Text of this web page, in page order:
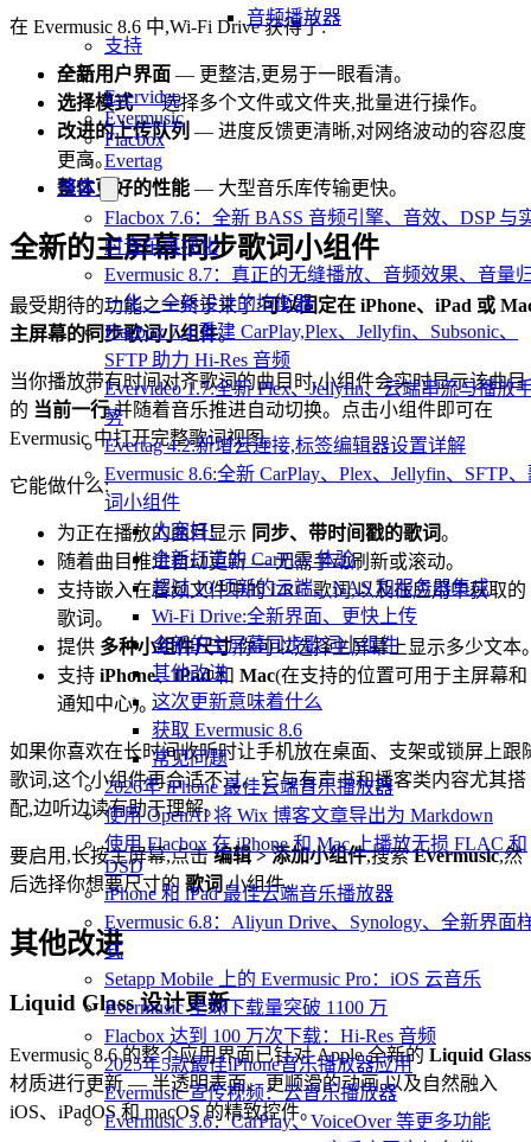
音频播放器
支持
产品
Evervideo
Evermusic
Flacbox
Evertag
博客
Flacbox 7.6：全新 BASS 音频引擎、音效、DSP 与
时音乐可视化
Evermusic 8.7：真正的无缝播放、音频效果、音量
一化、全新设计的均衡器
Flacbox 7.4:重建 CarPlay,Plex、Jellyfin、Subsonic、
SFTP 助力 Hi-Res 音频
Evervideo 1.7:全新 Plex、Jellyfin、云端串流与播放
势
Evertag 4.2:新增云连接,标签编辑器设置详解
Evermusic 8.6:全新 CarPlay、Plex、Jellyfin、SFTP
词小组件
大家好!
全新打造的 CarPlay 体验
超过 10 项新的云端、NAS 和服务器集成
Wi-Fi Drive:全新界面、更快上传
全新的主屏幕同步歌词小组件
其他改进
这次更新意味着什么
获取 Evermusic 8.6
常见问题
2026年 iPhone 最佳云端音乐播放器
使用 OpenAI 将 Wix 博客文章导出为 Markdown
使用 Flacbox 在 iPhone 和 Mac 上播放无损 FLAC 和
DSD
iPhone 和 iPad 最佳云端音乐播放器
Evermusic 6.8：Aliyun Drive、Synology、全新界面
式
Setapp Mobile 上的 Evermusic Pro：iOS 云音乐
Evermusic 全球下载量突破 1100 万
Flacbox 达到 100 万次下载：Hi-Res 音频
2025年5款最佳iPhone音乐播放器应用
Evermusic 宣传视频：云音乐播放器
Evermusic 3.6：CarPlay、VoiceOver 等更多功能
在 Evermusic 8.6 中,Wi-Fi Drive 获得了:
全新用户界面 — 更整洁,更易于一眼看清。
选择模式— 选择多个文件或文件夹,批量进行操作。
改进的上传队列 — 进度反馈更清晰,对网络波动的容忍度
更高。
整体更好的性能 — 大型音乐库传输更快。
全新的主屏幕同步歌词小组件
最受期待的功能之一终于来了:可以固定在 iPhone、iPad 或
主屏幕的同步歌词小组件。
当你播放带有时间对齐歌词的曲目时,小组件会实时显示该曲目
的 当前一行,并随着音乐推进自动切换。点击小组件即可在
Evermusic 中打开完整歌词视图。
它能做什么:
为正在播放的曲目显示 同步、带时间戳的歌词。
随着曲目推进自动更新 — 无需手动刷新或滚动。
支持嵌入在音频文件中的 LRC 歌词,以及在应用中获取的
歌词。
提供 多种小组件尺寸,你可以选择主屏幕上显示多少文本
支持 iPhone、iPad和 Mac(在支持的位置可用于主屏幕和
通知中心)。
如果你喜欢在长时间收听时让手机放在桌面、支架或锁屏上跟
歌词,这个小组件再合适不过。它与有声书和播客类内容尤其搭
配,边听边读有助于理解。
要启用,长按主屏幕,点击编辑 > 添加小组件,搜索Evermusic,然
后选择你想要尺寸的 歌词 小组件。
其他改进
Liquid Glass 设计更新
Evermusic 8.6 的整个应用界面已针对 Apple 全新的 Liquid Glass
材质进行更新 — 半透明表面、更顺滑的动画,以及自然融入
iOS、iPadOS 和 macOS 的精致控件。